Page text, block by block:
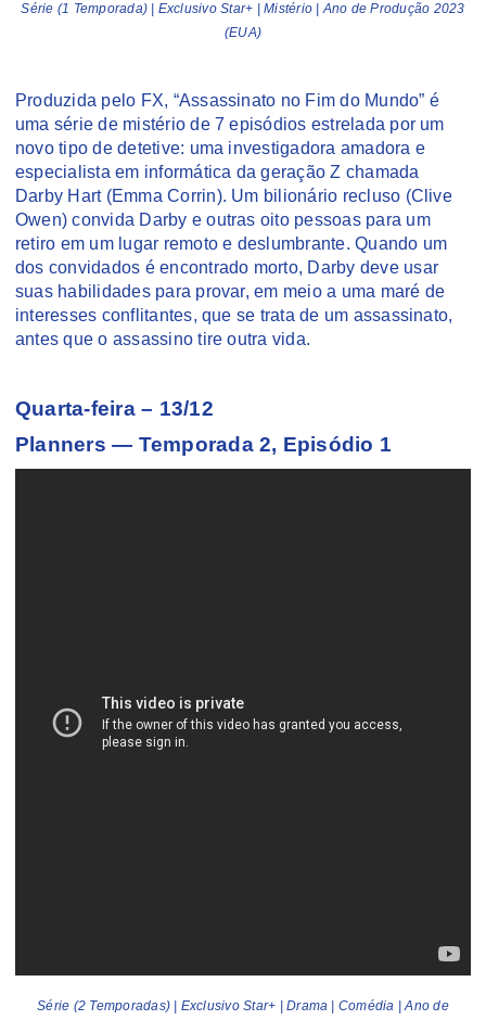
Série (1 Temporada) | Exclusivo Star+ | Mistério | Ano de Produção 2023
(EUA)
Produzida pelo FX, “Assassinato no Fim do Mundo” é
uma série de mistério de 7 episódios estrelada por um
novo tipo de detetive: uma investigadora amadora e
especialista em informática da geração Z chamada
Darby Hart (Emma Corrin). Um bilionário recluso (Clive
Owen) convida Darby e outras oito pessoas para um
retiro em um lugar remoto e deslumbrante. Quando um
dos convidados é encontrado morto, Darby deve usar
suas habilidades para provar, em meio a uma maré de
interesses conflitantes, que se trata de um assassinato,
antes que o assassino tire outra vida.
Quarta-feira – 13/12
Planners — Temporada 2, Episódio 1
Série (2 Temporadas) | Exclusivo Star+ | Drama | Comédia | Ano de